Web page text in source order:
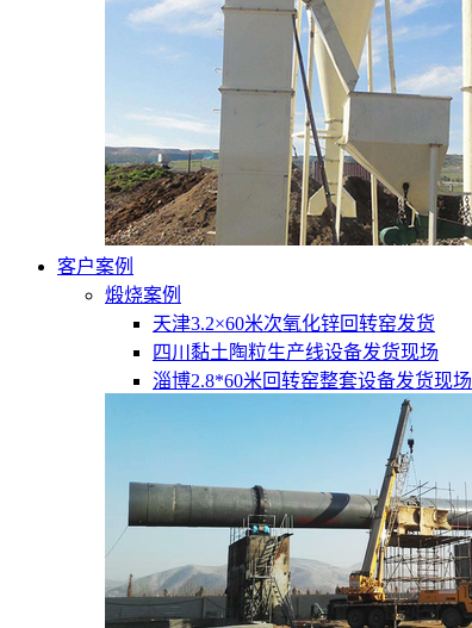
客户案例
煅烧案例
天津3.2×60米次氧化锌回转窑发货
四川黏土陶粒生产线设备发货现场
淄博2.8*60米回转窑整套设备发货现场